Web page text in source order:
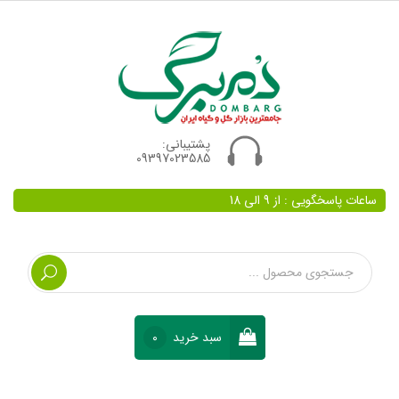
پشتیبانی:
09397023585
ساعات پاسخگویی : از 9 الی 18
سبد خرید 0